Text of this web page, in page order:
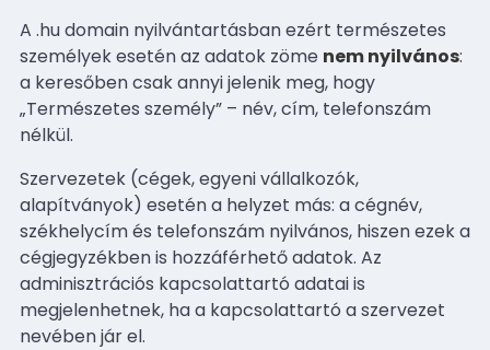
A .hu domain nyilvántartásban ezért természetes
személyek esetén az adatok zöme nem nyilvános:
a keresőben csak annyi jelenik meg, hogy
„Természetes személy” – név, cím, telefonszám
nélkül.
Szervezetek (cégek, egyeni vállalkozók,
alapítványok) esetén a helyzet más: a cégnév,
székhelycím és telefonszám nyilvános, hiszen ezek a
cégjegyzékben is hozzáférhető adatok. Az
adminisztrációs kapcsolattartó adatai is
megjelenhetnek, ha a kapcsolattartó a szervezet
nevében jár el.